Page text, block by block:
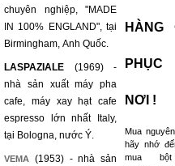
chuyên nghiệp, "MADE
IN 100% ENGLAND", tại
Birmingham, Anh Quốc.
LASPAZIALE (1969) -
nhà sản xuất máy pha
cafe, máy xay hạt cafe
espresso lớn nhất Italy,
tại Bologna, nước Ý.
VEMA
(1953) - nhà sản
HÀNG
NƠI !
Mua
hãy nhớ
mua